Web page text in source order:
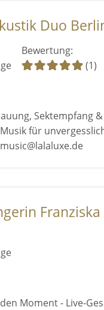
Duo
Bewertung:
(1)
Sektempfang
für
Moment - Live-